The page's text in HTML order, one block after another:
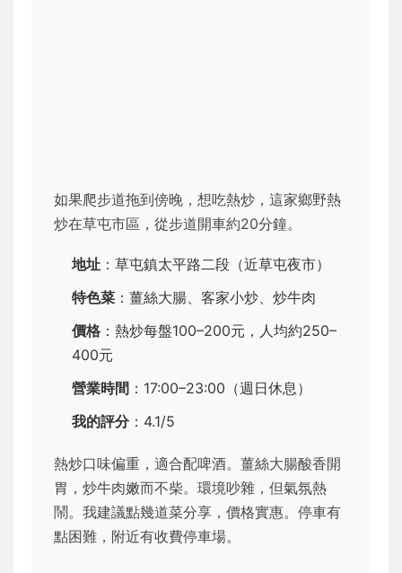
如果爬步道拖到傍晚，想吃熱炒，這家鄉野熱
炒在草屯市區，從步道開車約20分鐘。
地址 ：草屯鎮太平路二段（近草屯夜市）
特色菜 ：薑絲大腸、客家小炒、炒牛肉
價格 ：熱炒每盤100–200元，人均約250–
400元
營業時間 ：17:00–23:00（週日休息）
我的評分：4.1/5
熱炒口味偏重，適合配啤酒。薑絲大腸酸香開
胃，炒牛肉嫩而不柴。環境吵雜，但氣氛熱
鬧。我建議點幾道菜分享，價格實惠。停車有
點困難，附近有收費停車場。